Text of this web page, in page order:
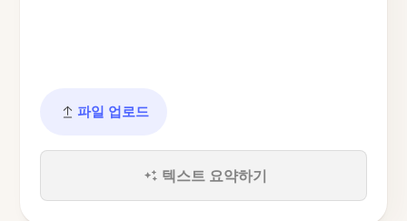
파일 업로드
텍스트 요약하기